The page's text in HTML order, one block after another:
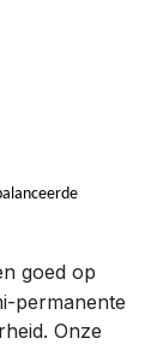
goed op
permanente
Onze